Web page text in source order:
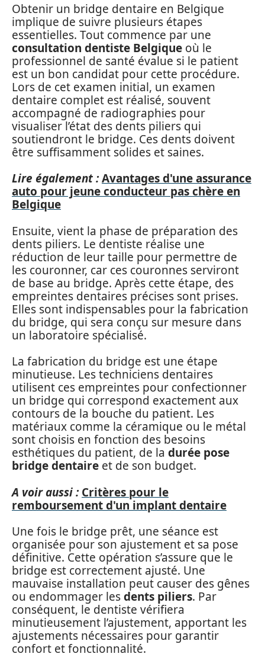
Obtenir un bridge dentaire en Belgique
implique de suivre plusieurs étapes
essentielles. Tout commence par une
consultation dentiste Belgique où le
professionnel de santé évalue si le patient
est un bon candidat pour cette procédure.
Lors de cet examen initial, un examen
dentaire complet est réalisé, souvent
accompagné de radiographies pour
visualiser l’état des dents piliers qui
soutiendront le bridge. Ces dents doivent
être suffisamment solides et saines.
Lire également :Avantages d'une assurance
auto pour jeune conducteur pas chère en
Belgique
Ensuite, vient la phase de préparation des
dents piliers. Le dentiste réalise une
réduction de leur taille pour permettre de
les couronner, car ces couronnes serviront
de base au bridge. Après cette étape, des
empreintes dentaires précises sont prises.
Elles sont indispensables pour la fabrication
du bridge, qui sera conçu sur mesure dans
un laboratoire spécialisé.
La fabrication du bridge est une étape
minutieuse. Les techniciens dentaires
utilisent ces empreintes pour confectionner
un bridge qui correspond exactement aux
contours de la bouche du patient. Les
matériaux comme la céramique ou le métal
sont choisis en fonction des besoins
esthétiques du patient, de la durée pose
bridge dentaire et de son budget.
A voir aussi : Critères pour le
remboursement d'un implant dentaire
Une fois le bridge prêt, une séance est
organisée pour son ajustement et sa pose
définitive. Cette opération s’assure que le
bridge est correctement ajusté. Une
mauvaise installation peut causer des gênes
ou endommager lesdents piliers. Par
conséquent, le dentiste vérifiera
minutieusement l’ajustement, apportant les
ajustements nécessaires pour garantir
confort et fonctionnalité.